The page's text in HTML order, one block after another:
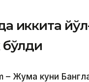
иккита
– Жума куни